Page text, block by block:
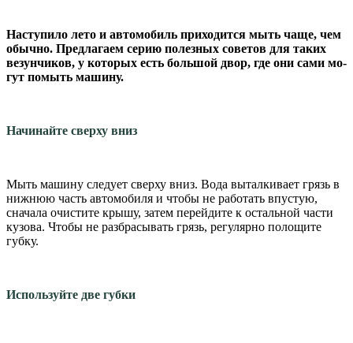
Наступило лето и ав­томобиль приходится мыть чаще, чем
обыч­но. Предлагаем серию полезных советов для таких
везунчиков, у ко­торых есть большой двор, где они сами мо­
гут помыть машину.
Начинайте сверху вниз
Мыть машину следует сверху вниз. Вода выталки­вает грязь в
нижнюю часть автомобиля и чтобы не рабо­тать впустую,
сначала очистите крышу, затем перейди­те к остальной части
кузо­ва. Чтобы не разбрасывать грязь, регулярно полощите
губку.
Используйте две губки